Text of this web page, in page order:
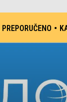
PREPORUČENO •